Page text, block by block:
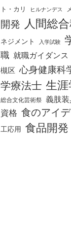
ト・カリ
ヒルナンデス
開発 人間総
ネジメント
入学試験
職 就職ガイダンス
槻区 心身健康科
学療法士 生涯
総合文化芸術祭 義肢
資格 食のアイ
工応用 食品開発